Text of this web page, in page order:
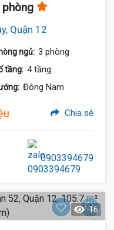
phòng
Quận 12
ngủ: 3 phòng
tầng: 4 tầng
Đông Nam
Chia sẻ
0903394679
16